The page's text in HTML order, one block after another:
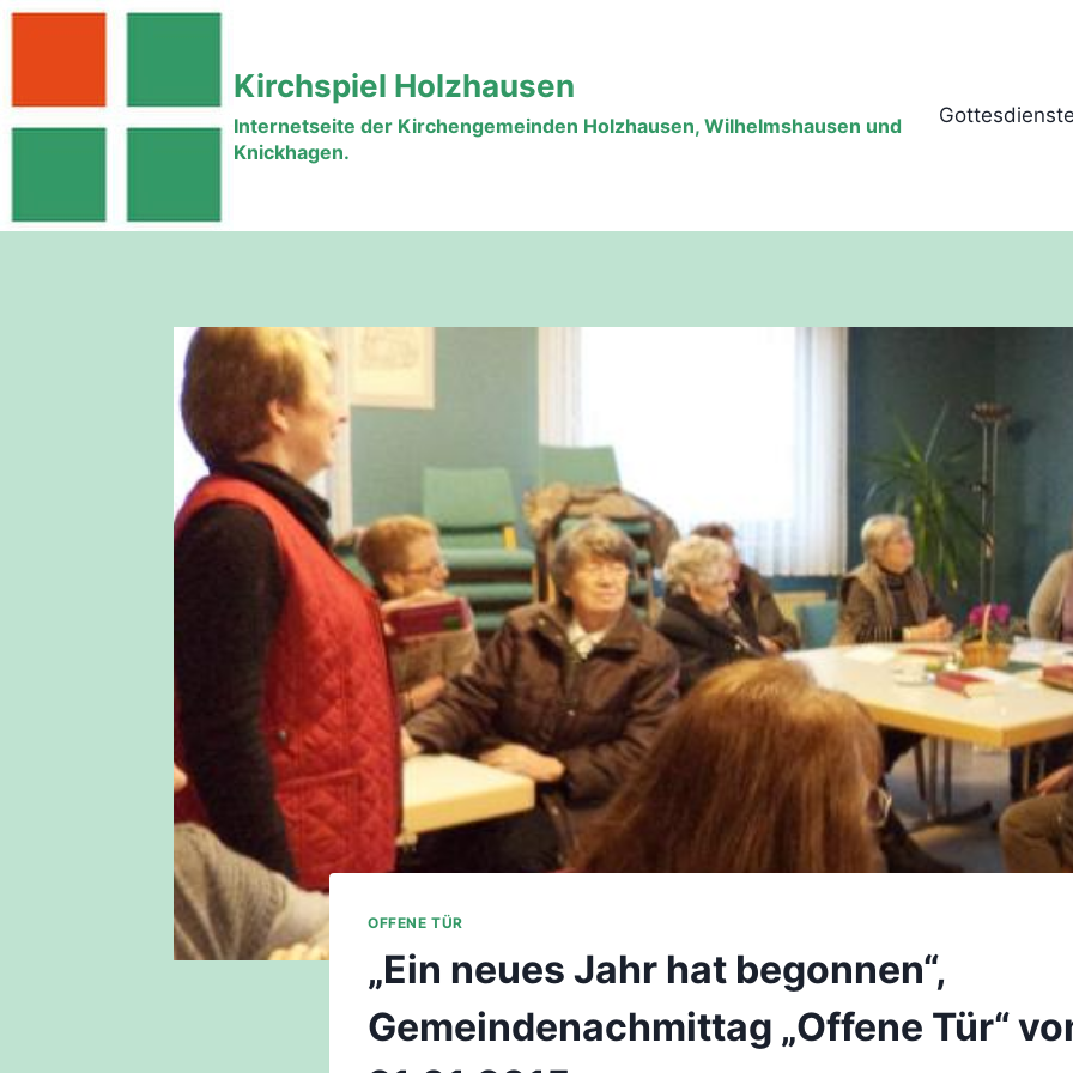
Zum
Kirchspiel Holzhausen
Internetseite der Kirchengemeinden Holzhausen, Wilhelmshausen und
Knickhagen.
OFFENE TÜR
„Ein neues Jahr hat begonnen“,
Gemeindenachmittag „Offene Tür“